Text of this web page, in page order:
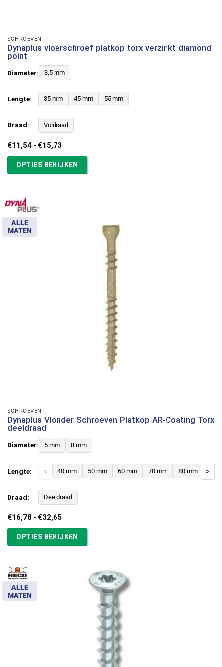
SCHROEVEN
Dynaplus vloerschroef platkop torx verzinkt diamond
point
Diameter: 3,5 mm
Lengte: 35 mm 45 mm 55 mm
Draad: Voldraad
€11,54 - €15,73Prijsklasse:
tot
€15,73
OPTIES BEKIJKEN
ALLE
MATEN
SCHROEVEN
Dynaplus Vlonder Schroeven Platkop AR-Coating Torx
deeldraad
Diameter: 5 mm 8 mm
Lengte: < 40 mm 50 mm 60 mm 70 mm 80 mm >
Draad: Deeldraad
€16,78 - €32,65Prijsklasse:
tot
€32,65
OPTIES BEKIJKEN
ALLE
MATEN